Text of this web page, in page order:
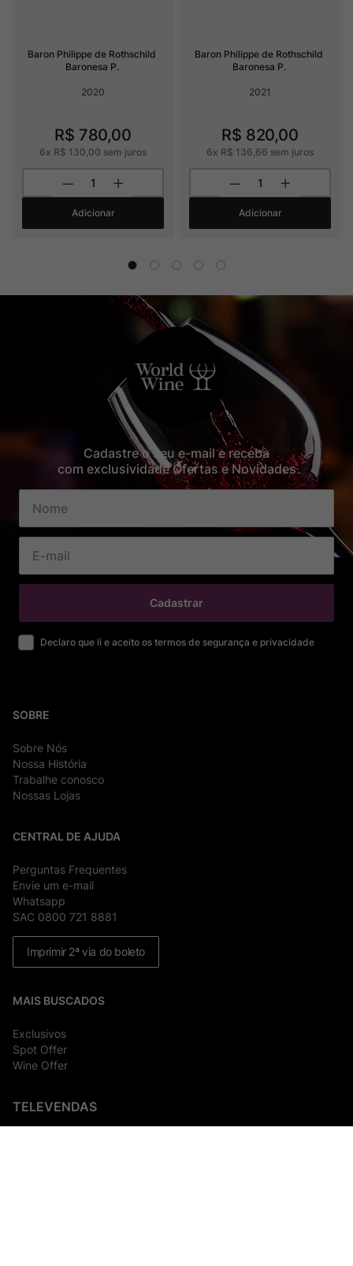
Baron Philippe de Rothschild
Baronesa P.
2020
R$ 780,00
6x R$ 130,00 sem juros
Adicionar
Baron Philippe de Rothschild
Baronesa P.
2021
R$ 820,00
6x R$ 136,66 sem juros
Adicionar
Cadastre o seu e-mail e receba
com exclusividade Ofertas e Novidades
Cadastrar
Declaro que li e aceito os termos de segurança e privacidade
SOBRE
Sobre Nós
Nossa História
Trabalhe conosco
Nossas Lojas
CENTRAL DE AJUDA
Perguntas Frequentes
Envie um e-mail
Whatsapp
SAC 0800 721 8881
Imprimir 2ª via do boleto
MAIS BUSCADOS
Exclusivos
Spot Offer
Wine Offer
TELEVENDAS